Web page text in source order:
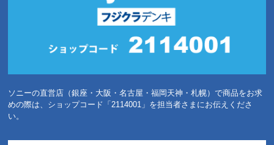
ソニーの直営店（銀座・大阪・名古屋・福岡天神・札幌）で商品をお求
めの際は、ショップコード「2114001」を担当者さまにお伝えくださ
い。